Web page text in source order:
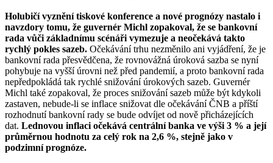
Holubičí vyznění tiskové konference a nové prognózy nastalo i
navzdory tomu, že guvernér Michl zopakoval, že se bankovní
rada vůči základnímu scénáři vymezuje a neočekává takto
rychlý pokles sazeb. Očekávání trhu nezměnilo ani vyjádření, že je
bankovní rada přesvědčena, že rovnovážná úroková sazba se nyní
pohybuje na vyšší úrovni než před pandemií, a proto bankovní rada
nepředpokládá tak rychlé snižování úrokových sazeb. Guvernér
Michl také zopakoval, že proces snižování sazeb může být kdykoli
zastaven, nebude-li se inflace snižovat dle očekávání ČNB a příští
rozhodnutí bankovní rady se bude odvíjet od nově přicházejících
dat. Lednovou inflaci očekává centrální banka ve výši 3 % a její
průměrnou hodnotu za celý rok na 2,6 %, stejně jako v
podzimní prognóze.